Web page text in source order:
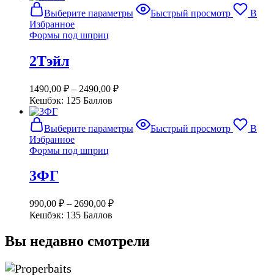
Выберите параметры
Этот
товарБыстрый просмотр
В
Избранное
Формы под шприц
2Тэйл
1490,00 ₽ – 2490,00 ₽
Кешбэк: 125 Баллов
Выберите параметры
Этот
товарБыстрый просмотр
В
Избранное
Формы под шприц
3ФГ
990,00 ₽ – 2690,00 ₽
Кешбэк: 135 Баллов
Вы недавно смотрели